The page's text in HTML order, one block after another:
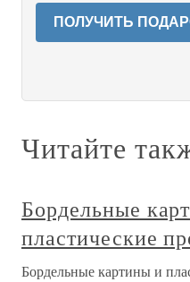
ПОЛУЧИТЬ
Читайте
Бордельные
пластические
Бордельные картины и